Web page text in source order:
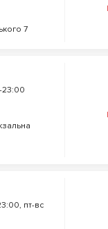
7
23:00
пт-вс